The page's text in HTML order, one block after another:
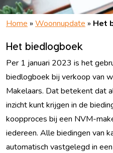
Home » Woonnupdate » Het
Het biedlogboek
Per 1 januari 2023 is het
biedlogboek bij verkoop van
Makelaars. Dat betekent dat
inzicht kunt krijgen in de
koopproces bij een NVM-
iedereen. Alle biedingen van
automatisch vastgelegd in